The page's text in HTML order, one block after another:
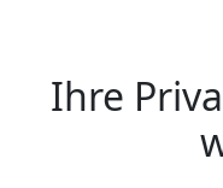
Ihre